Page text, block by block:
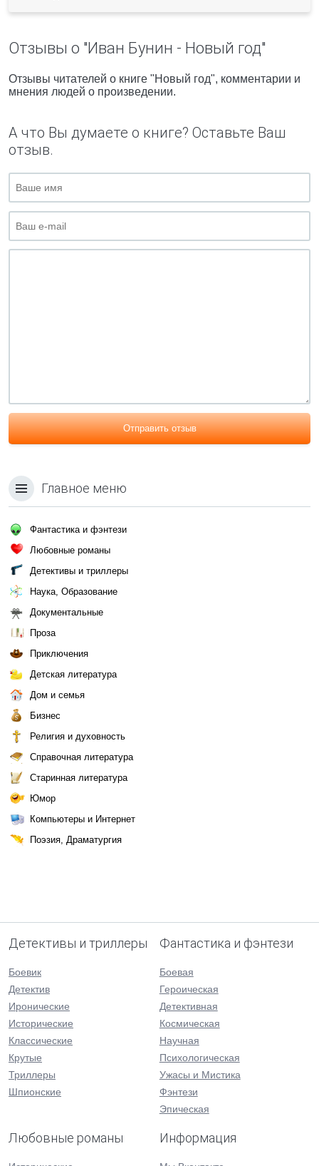
Отзывы о "Иван Бунин - Новый год"
Отзывы читателей о книге "Новый год", комментарии и
мнения людей о произведении.
А что Вы думаете о книге? Оставьте Ваш
отзыв.
Отправить отзыв
Главное меню
Фантастика и фэнтези
Любовные романы
Детективы и триллеры
Наука, Образование
Документальные
Проза
Приключения
Детская литература
Дом и семья
Бизнес
Религия и духовность
Справочная литература
Старинная литература
Юмор
Компьютеры и Интернет
Поэзия, Драматургия
Детективы и триллеры
Боевик
Детектив
Иронические
Исторические
Классические
Крутые
Триллеры
Шпионские
Фантастика и фэнтези
Боевая
Героическая
Детективная
Космическая
Научная
Психологическая
Ужасы и Мистика
Фэнтези
Эпическая
Любовные романы Информация